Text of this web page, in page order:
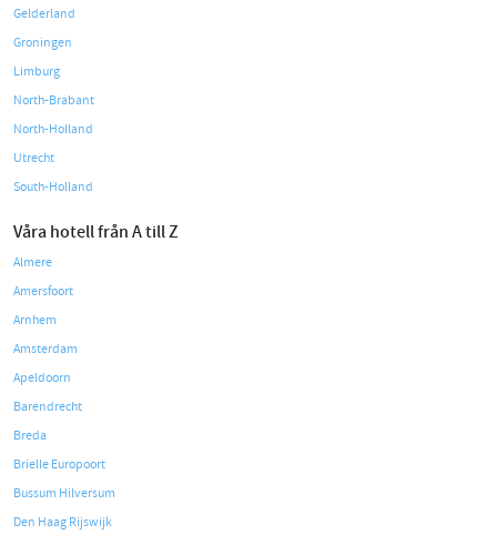
Gelderland
Groningen
Limburg
North-Brabant
North-Holland
Utrecht
South-Holland
Våra hotell från A till Z
Almere
Amersfoort
Arnhem
Amsterdam
Apeldoorn
Barendrecht
Breda
Brielle Europoort
Bussum Hilversum
Den Haag Rijswijk